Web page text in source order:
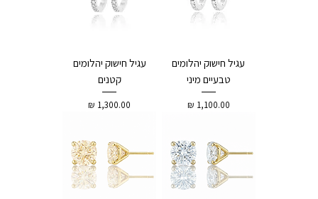
עגיל חישוק יהלומים
טבעיים מיני
מחיר
עגיל חישוק יהלומים
קטנים
מחיר